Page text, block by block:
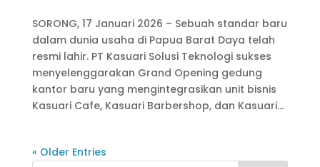
SORONG, 17 Januari 2026 – Sebuah standar baru
dalam dunia usaha di Papua Barat Daya telah
resmi lahir. PT Kasuari Solusi Teknologi sukses
menyelenggarakan Grand Opening gedung
kantor baru yang mengintegrasikan unit bisnis
Kasuari Cafe, Kasuari Barbershop, dan Kasuari...
« Older Entries